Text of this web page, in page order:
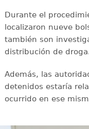
Durante el
localizaron nueve
también son
distribución de
Además, las
detenidos estaría
ocurrido en ese